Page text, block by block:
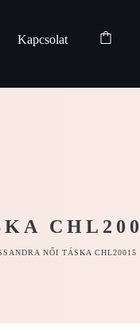
Kapcsolat
NŐI TÁSKA CHL20015